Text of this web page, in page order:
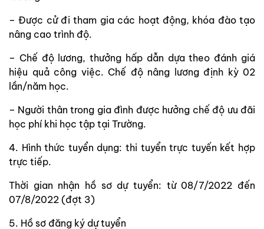
– Được cử đi tham gia các hoạt động, khóa đào tạo
nâng cao trình độ.
– Chế độ lương, thưởng hấp dẫn dựa theo đánh giá
hiệu quả công việc. Chế độ nâng lương định kỳ 02
lần/năm học.
– Người thân trong gia đình được hưởng chế độ ưu đãi
học phí khi học tập tại Trường.
4. Hình thức tuyển dụng: thi tuyển trực tuyến kết hợp
trực tiếp.
Thời gian nhận hồ sơ dự tuyển: từ 08/7/2022 đến
07/8/2022 (đợt 3)
5. Hồ sơ đăng ký dự tuyển